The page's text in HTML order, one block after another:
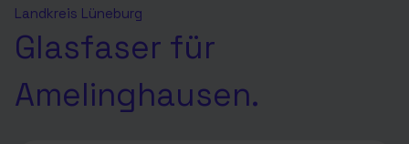
Landkreis Lüneburg
Glasfaser für
Amelinghausen.